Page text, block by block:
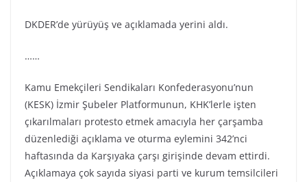
DKDER’de yürüyüş ve açıklamada yerini aldı.
……
Kamu Emekçileri Sendikaları Konfederasyonu’nun
(KESK) İzmir Şubeler Platformunun, KHK’lerle işten
çıkarılmaları protesto etmek amacıyla her çarşamba
düzenlediği açıklama ve oturma eylemini 342’nci
haftasında da Karşıyaka çarşı girişinde devam ettirdi.
Açıklamaya çok sayıda siyasi parti ve kurum temsilcileri